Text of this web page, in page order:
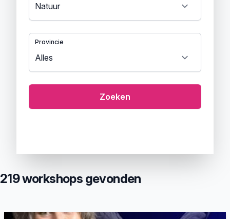
Provincie
Zoeken
219 workshops gevonden